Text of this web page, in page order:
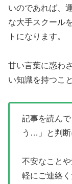
いのであれば、
な大手スクール
トになります。
甘い言葉に惑わ
い知識を持つこ
記事を読ん
う…」と判断
不安なこと
軽にご連絡く